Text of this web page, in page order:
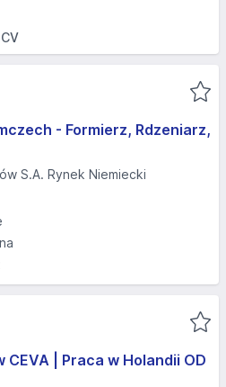
- Formierz, Rdzeniarz,
S.A. Rynek Niemiecki
| Praca w Holandii OD